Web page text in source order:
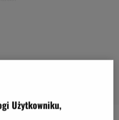
Użytkowniku,